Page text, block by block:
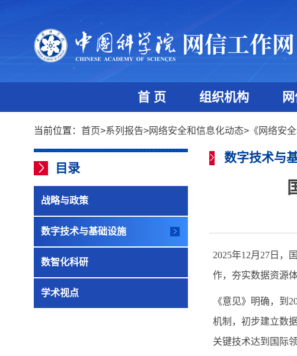
首 页 组织机构
当前位置： 首页>系列报告>网络安全和信息化动态> 《网络安
目录
战略与政策
数字技术与基础设施
数智化科研
学术视点
数字技术与
2025年12月 27日，
作，夯实数据资源
《意见》明确，到
机制，初步建立数
关键技术达到国际